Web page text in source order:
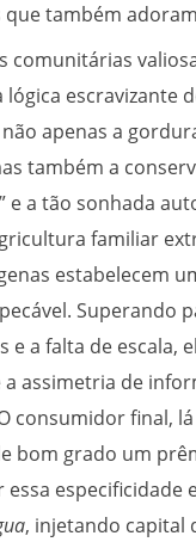
também
comunitárias
escravizante
apenas a
também a
e a tão sonhada
familiar
estabelecem
Superando
e a falta de escala,
assimetria de
consumidor final,
bom grado um
especificidade
, injetando capital